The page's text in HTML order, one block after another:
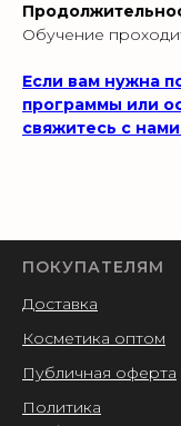
Обучение
Если вам нужна
программы или
свяжитесь с
ПОКУПАТЕЛЯМ
Доставка
Косметика оптом
Публичная оферта
Политика